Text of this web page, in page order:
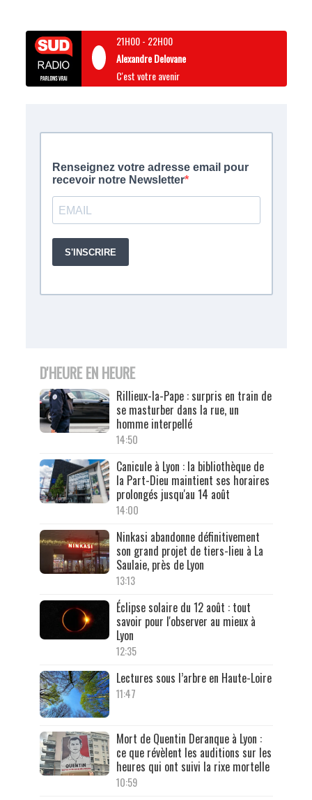
21H00- 22H00
Alexandre Delovane
C'est votre avenir
D'HEURE EN HEURE
Rillieux-la-Pape : surpris en train de
se masturber dans la rue, un
homme interpellé
14:50
Canicule à Lyon : la bibliothèque de
la Part-Dieu maintient ses horaires
prolongés jusqu'au 14 août
14:00
Ninkasi abandonne définitivement
son grand projet de tiers-lieu à La
Saulaie, près de Lyon
13:13
Éclipse solaire du 12 août : tout
savoir pour l'observer au mieux à
Lyon
12:35
Lectures sous l’arbre en Haute-Loire
11:47
Mort de Quentin Deranque à Lyon :
ce que révèlent les auditions sur les
heures qui ont suivi la rixe mortelle
10:59